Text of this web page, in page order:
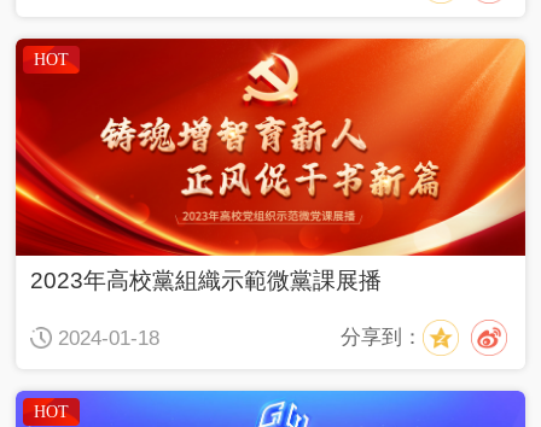
HOT
2023年高校黨組織示範微黨課展播
2024-01-18 分享到：
HOT